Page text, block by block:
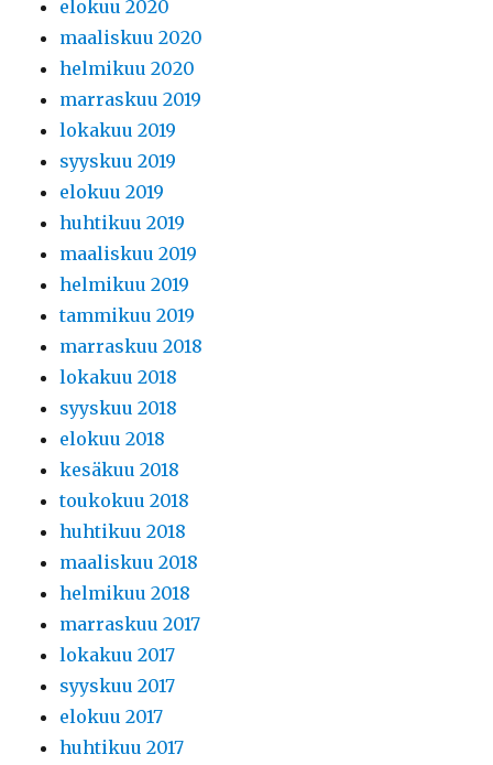
elokuu 2020
maaliskuu 2020
helmikuu 2020
marraskuu 2019
lokakuu 2019
syyskuu 2019
elokuu 2019
huhtikuu 2019
maaliskuu 2019
helmikuu 2019
tammikuu 2019
marraskuu 2018
lokakuu 2018
syyskuu 2018
elokuu 2018
kesäkuu 2018
toukokuu 2018
huhtikuu 2018
maaliskuu 2018
helmikuu 2018
marraskuu 2017
lokakuu 2017
syyskuu 2017
elokuu 2017
huhtikuu 2017